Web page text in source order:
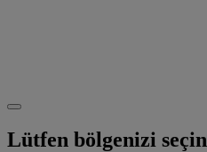
Lütfen bölgenizi seçin